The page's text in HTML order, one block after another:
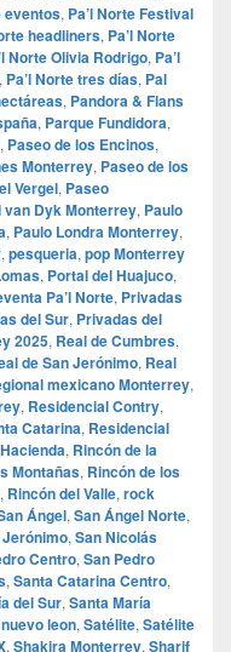
eventos, Pa’l Norte Festival
headliners, Pa’l Norte
Norte Olivia Rodrigo, Pa’l
, Pa’l Norte tres días, Pal
, Pandora & Flans
, Parque Fundidora,
, Paseo de los Encinos,
Monterrey, Paseo de los
Vergel, Paseo
van Dyk Monterrey, Paulo
, Paulo Londra Monterrey,
, pesqueria, pop Monterrey
, Portal del Huajuco,
Pa’l Norte, Privadas
del Sur, Privadas del
2025, Real de Cumbres,
de San Jerónimo, Real
mexicano Monterrey,
, Residencial Contry,
Catarina, Residencial
, Rincón de la
Montañas, Rincón de los
, Rincón del Valle, rock
Ángel, San Ángel Norte,
Jerónimo, San Nicolás
Centro, San Pedro
, Santa Catarina Centro,
del Sur, Santa María
leon, Satélite, Satélite
, Shakira Monterrey, Sharif